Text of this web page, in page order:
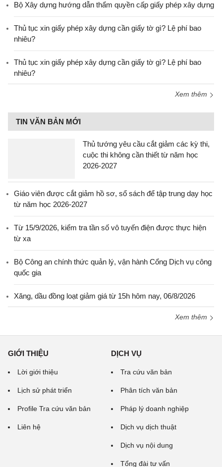
Bộ Xây dựng hướng dẫn thẩm quyền cấp giấy phép xây dựng
Thủ tục xin giấy phép xây dựng cần giấy tờ gì? Lệ phí bao
nhiêu?
Thủ tục xin giấy phép xây dựng cần giấy tờ gì? Lệ phí bao
nhiêu?
Xem thêm
TIN VĂN BẢN MỚI
Thủ tướng yêu cầu cắt giảm các kỳ thi,
cuộc thi không cần thiết từ năm học
2026-2027
Giáo viên được cắt giảm hồ sơ, sổ sách để tập trung dạy học
từ năm học 2026-2027
Từ 15/9/2026, kiểm tra tần số vô tuyến điện được thực hiện
từ xa
Bộ Công an chính thức quản lý, vận hành Cổng Dịch vụ công
quốc gia
Xăng, dầu đồng loạt giảm giá từ 15h hôm nay, 06/8/2026
Xem thêm
GIỚI THIỆU
Lời giới thiệu
Lịch sử phát triển
Profile Tra cứu văn bản
Liên hệ
DỊCH VỤ
Tra cứu văn bản
Phân tích văn bản
Pháp lý doanh nghiệp
Dịch vụ dịch thuật
Dịch vụ nội dung
Tổng đài tư vấn